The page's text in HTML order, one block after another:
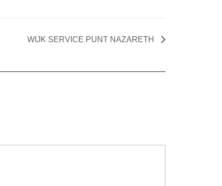
WIJK SERVICE PUNT NAZARETH